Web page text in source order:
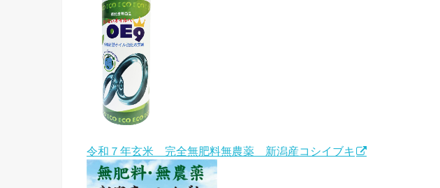
令和７年玄米 完全無肥料無農薬 新潟産コシイブキ